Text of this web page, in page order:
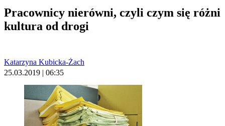
Pracownicy nierówni, czyli czym się różni
kultura od drogi
Katarzyna Kubicka-Żach
25.03.2019 | 06:35